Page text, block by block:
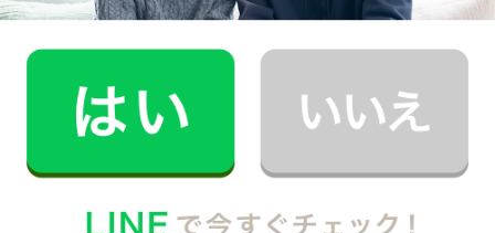
それでは、実際にタブレットやテレビゲームを買い与え
た親たちは、子どもに対してどのようなルールづけを行